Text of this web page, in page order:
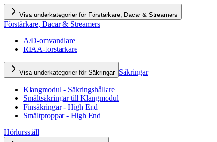
Visa underkategorier för Förstärkare, Dacar & Streamers
Förstärkare, Dacar & Streamers
A/D-omvandlare
RIAA-förstärkare
Visa underkategorier för Säkringar Säkringar
Klangmodul - Säkringshållare
Smältsäkringar till Klangmodul
Finsäkringar - High End
Smältproppar - High End
Hörlursställ